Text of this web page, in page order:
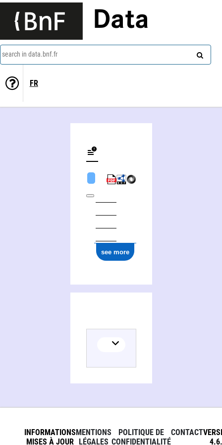
Data
search in data.bnf.fr
FR
see more
INFORMATIONS
MISES À JOUR
MENTIONS
LÉGALES
POLITIQUE DE
CONFIDENTIALITÉ
CONTACT